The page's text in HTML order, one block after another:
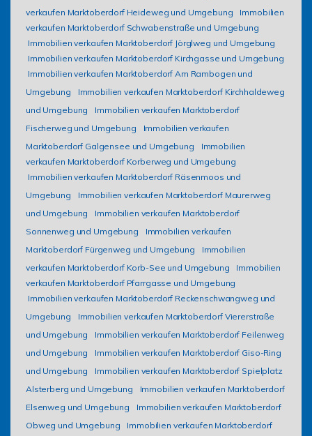
verkaufen Marktoberdorf Heideweg und Umgebung
Immobilien
verkaufen Marktoberdorf Schwabenstraße und Umgebung
Immobilien verkaufen Marktoberdorf Jörglweg und Umgebung
Immobilien verkaufen Marktoberdorf Kirchgasse und Umgebung
Immobilien verkaufen Marktoberdorf Am Rambogen und
Umgebung
Immobilien verkaufen Marktoberdorf Kirchhaldeweg
und Umgebung
Immobilien verkaufen Marktoberdorf
Fischerweg und Umgebung
Immobilien verkaufen
Marktoberdorf Galgensee und Umgebung
Immobilien
verkaufen Marktoberdorf Korberweg und Umgebung
Immobilien verkaufen Marktoberdorf Räsenmoos und
Umgebung
Immobilien verkaufen Marktoberdorf Maurerweg
und Umgebung
Immobilien verkaufen Marktoberdorf
Sonnenweg und Umgebung
Immobilien verkaufen
Marktoberdorf Fürgenweg und Umgebung
Immobilien
verkaufen Marktoberdorf Korb-See und Umgebung
Immobilien
verkaufen Marktoberdorf Pfarrgasse und Umgebung
Immobilien verkaufen Marktoberdorf Reckenschwangweg und
Umgebung
Immobilien verkaufen Marktoberdorf Viererstraße
und Umgebung
Immobilien verkaufen Marktoberdorf Feilenweg
und Umgebung
Immobilien verkaufen Marktoberdorf Giso-Ring
und Umgebung
Immobilien verkaufen Marktoberdorf Spielplatz
Alsterberg und Umgebung
Immobilien verkaufen Marktoberdorf
Elsenweg und Umgebung
Immobilien verkaufen Marktoberdorf
Obweg und Umgebung
Immobilien verkaufen Marktoberdorf